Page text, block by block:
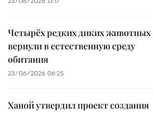
Четырёх редких диких животных
вернули в естественную среду
обитания
23/06/2026 06:25
Ханой утвердил проект создания